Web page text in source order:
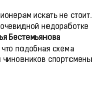
искать не стоит.
недоработке
Бестемьянова
подобная схема
чиновников спортсмены